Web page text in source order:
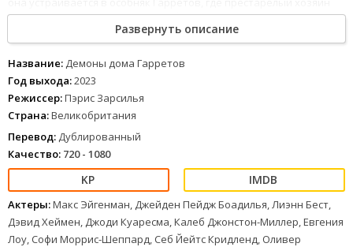
тяжело болен и не приходит в себя, авсемзаправляет
12345 678
Развернуть описание
Название: Демоны дома Гарретов
Год выхода:2023
Режиссер:Пэрис Зарсилья
Страна:Великобритания
Перевод: Дублированный
Качество: 720 - 1080
Актеры:Макс Эйгенман, Джейден Пейдж Боадилья, Лиэнн Бест,
Дэвид Хеймен, Джоди Куаресма, Калеб Джонстон-Миллер, Евгения
Лоу, Софи Моррис-Шеппард, Себ Йейтс Кридленд, Оливер